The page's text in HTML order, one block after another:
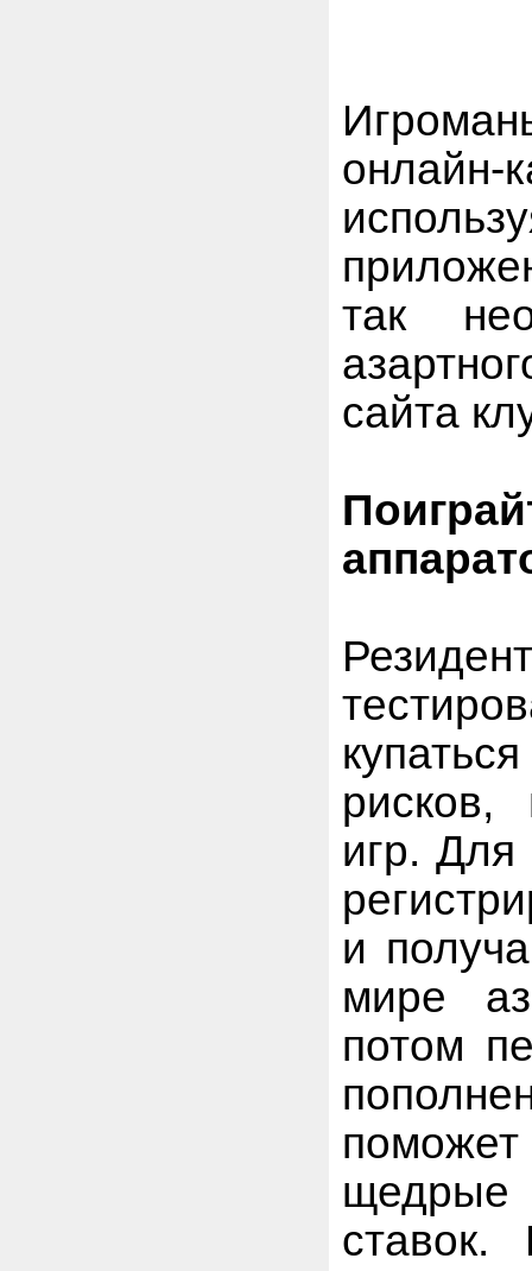
так
сайта
рисков,
игр. Для
и
мире
потом
щедрые
ставок.